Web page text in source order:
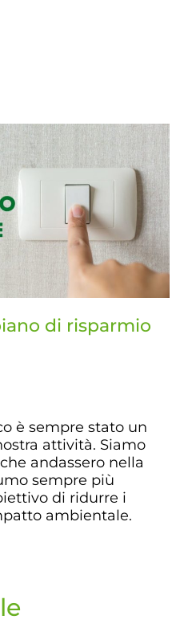
di risparmio
è sempre stato un
attività. Siamo
andassero nella
sempre più
di ridurre i
ambientale.